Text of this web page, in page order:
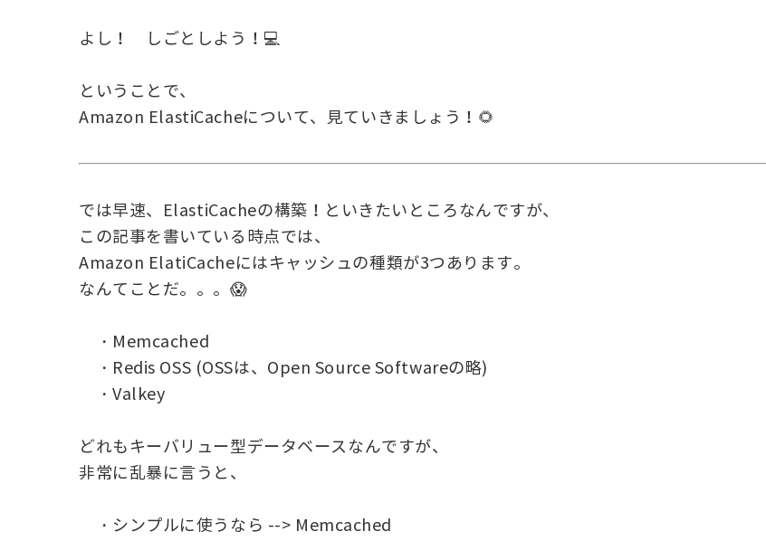
よし！ しごとしよう！💻
ということで、
Amazon ElastiCacheについて、見ていきましょう！🌻
では早速、ElastiCacheの構築！といきたいところなんですが、
この記事を書いている時点では、
Amazon ElatiCacheにはキャッシュの種類が3つあります。
なんてことだ。。。😱
・Memcached
・Redis OSS (OSSは、Open Source Softwareの略)
・Valkey
どれもキーバリュー型データベースなんですが、
非常に乱暴に言うと、
・シンプルに使うなら --> Memcached